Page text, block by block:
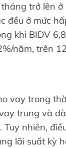
trở lên
đều ở mức
khi BIDV
năm, trên
vay trong
trung và
nhiên,
lãi suất kỳ